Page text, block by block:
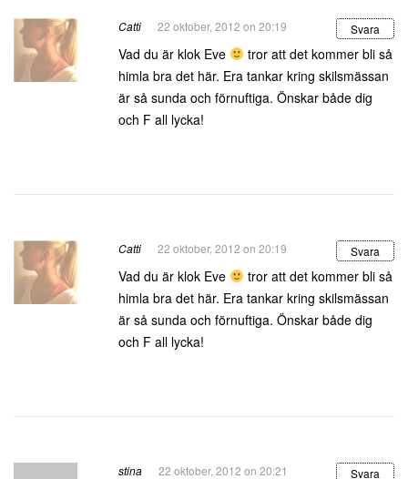
Catti 22 oktober, 2012 on 20:19 Svara
Vad du är klok Eve
tror att det kommer bli så
himla bra det här. Era tankar kring skilsmässan
är så sunda och förnuftiga. Önskar både dig
och F all lycka!
Catti 22 oktober, 2012 on 20:19 Svara
Vad du är klok Eve
tror att det kommer bli så
himla bra det här. Era tankar kring skilsmässan
är så sunda och förnuftiga. Önskar både dig
och F all lycka!
stina 22 oktober, 2012 on 20:21 Svara